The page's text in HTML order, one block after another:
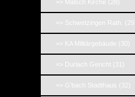
=> Malsch Kirche (28)
=> Schwetzingen Rath.
=> KA Militärgebäude (30)
=> Durlach Gericht (31)
=> G'bach Stadthaus (32)